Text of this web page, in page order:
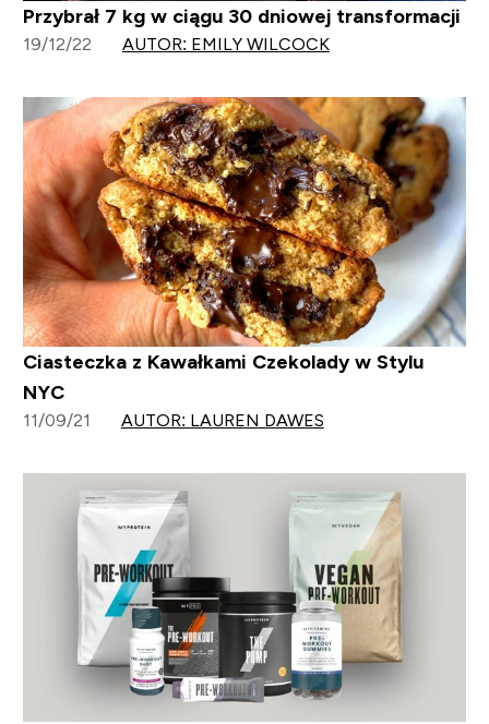
Przybrał 7 kg w ciągu 30 dniowej transformacji
19/12/22 AUTOR: EMILY WILCOCK
Ciasteczka z Kawałkami Czekolady w Stylu
NYC
11/09/21 AUTOR: LAUREN DAWES